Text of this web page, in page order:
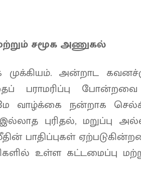
சமூக அணுகல்
முக்கியம். அன்றாட
பராமரிப்பு போன்றவை
வாழ்க்கை நன்றாக
புரிதல், மறுப்பு
பாதிப்புகள்
உள்ள கட்டமைப்பு